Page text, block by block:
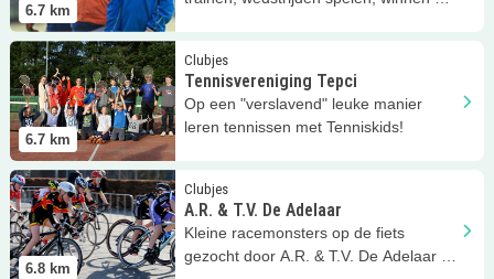
6.7 km
6.7 km
Clubjes
Tennisvereniging Tepci
Op een "verslavend" leuke manier
leren tennissen met Tenniskids!
Lees meer Tennisvereniging Tepci
6.8 km
Clubjes
A.R. & T.V. De Adelaar
Kleine racemonsters op de fiets
gezocht door A.R. & T.V. De Adelaar in
Lees meerA.R. &amp; T.V. De Adelaar